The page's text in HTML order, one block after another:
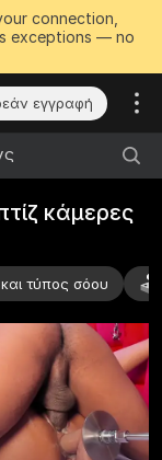
connection,
exceptions — no
εγγραφή
κάμερες
τύπος σόου